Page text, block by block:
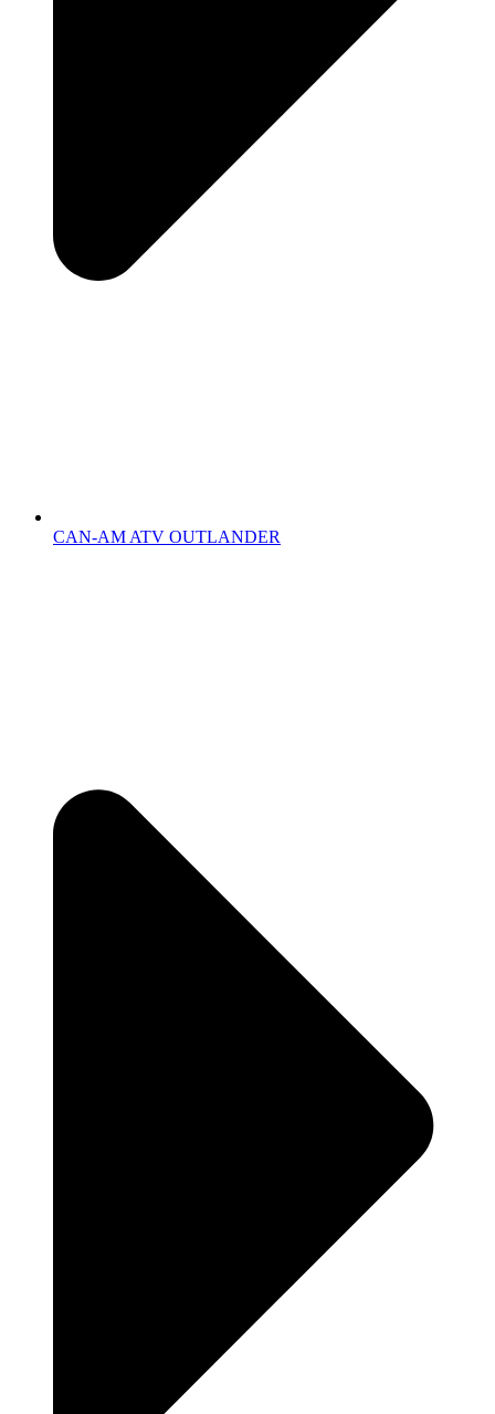
CAN-AM ATV OUTLANDER